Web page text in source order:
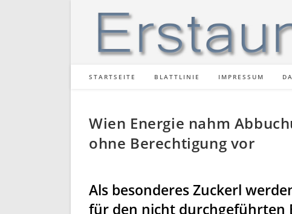
STARTSEITE BLATTLINIE IMPRESSUM
Wien Energie nahm
ohne Berechtigung vor
Als besonderes Zuckerl
für den nicht durchgeführten